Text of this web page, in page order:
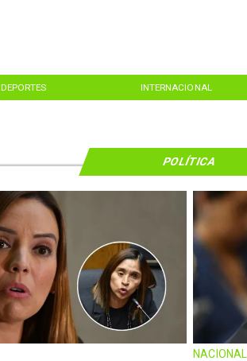
DEPORTES INTERNACIONAL
NACIONAL
POLÍTICA